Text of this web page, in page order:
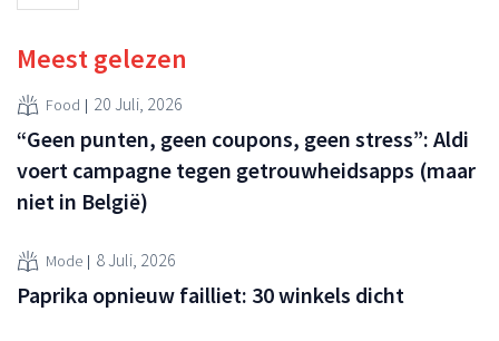
Meest gelezen
Food 20 Juli, 2026
“Geen punten, geen coupons, geen stress”: Aldi
voert campagne tegen getrouwheidsapps (maar
niet in België)
Mode 8 Juli, 2026
Paprika opnieuw failliet: 30 winkels dicht